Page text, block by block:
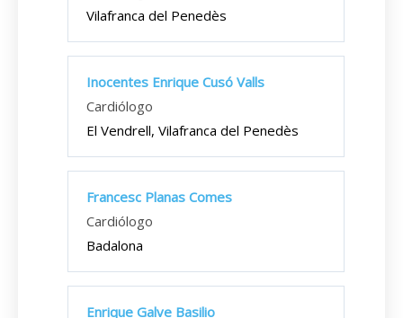
Vilafranca del Penedès
Inocentes Enrique Cusó Valls
Cardiólogo
El Vendrell, Vilafranca del Penedès
Francesc Planas Comes
Cardiólogo
Badalona
Enrique Galve Basilio